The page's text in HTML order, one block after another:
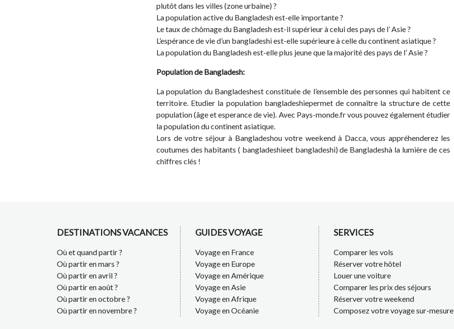
plutôt dans les villes (zone urbaine) ?
La population active du Bangladesh est-elle importante ?
Le taux de chômage du Bangladesh est-il supérieur à celui des pays de l’ Asie ?
L’espérance de vie d’un bangladeshi est-elle supérieure à celle du continent asiatique ?
La population du Bangladesh est-elle plus jeune que la majorité des pays de l’ Asie ?
Population deBangladesh:
La population du Bangladeshest constituée de l’ensemble des personnes qui habitent ce
territoire. Etudier la population bangladeshiepermet de connaître la structure de cette
population (âge et esperance de vie). Avec Pays-monde.fr vous pouvez également étudier
la population du continent asiatique.
Lors de votre séjour à Bangladeshou votre weekend à Dacca, vous appréhenderez les
coutumes des habitants ( bangladeshieet bangladeshi) de Bangladeshà la lumière de ces
chiffres clés !
DESTINATIONS VACANCES
Où et quand partir ?
Où partir en mars ?
Où partir en avril ?
Où partir en août ?
Où partir en octobre ?
Où partir en novembre ?
GUIDES VOYAGE
Voyage en France
Voyage en Europe
Voyage en Amérique
Voyage en Asie
Voyage en Afrique
Voyage en Océanie
SERVICES
Comparer les vols
Réserver votre hôtel
Louer une voiture
Comparer les prix des séjours
Réserver votre weekend
Composez votre voyage sur-mesure